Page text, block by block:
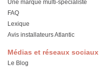
Une marque multi-spécialiste
FAQ
Lexique
Avis installateurs Atlantic
Médias et réseaux sociaux
Le Blog